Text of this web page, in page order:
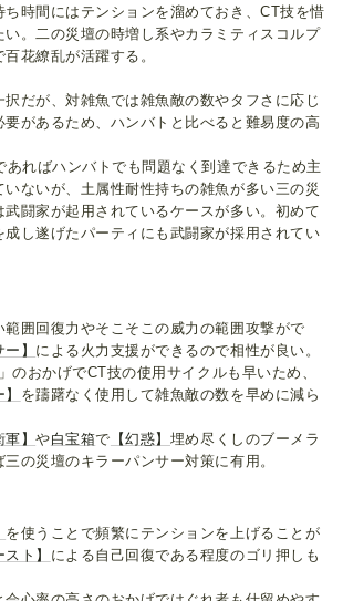
ち時間にはテンションを溜めておき、CT技を惜
い。二の災壇の時増し系やカラミティスコルプ
花繚乱が活躍する。
だが、対雑魚では雑魚敵の数やタフさに応じ
があるため、ハンバトと比べると難易度の高
あればハンバトでも問題なく到達できるため主
ないが、土属性耐性持ちの雑魚が多い三の災
闘家が起用されているケースが多い。初めて
し遂げたパーティにも武闘家が採用されてい
範囲回復力やそこそこの威力の範囲攻撃がで
】 による火力支援ができるので相性が良い。
のおかげでCT技の使用サイクルも早いため、
を躊躇なく使用して雑魚敵の数を早めに減ら
軍】や白宝箱で 【幻惑】 埋め尽くしのブーメラ
の災壇のキラーパンサー対策に有用。
を使うことで頻繁にテンションを上げることが
ト】 による自己回復である程度のゴリ押しも